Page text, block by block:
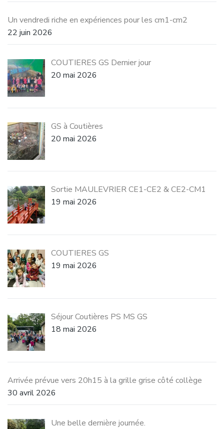
Un vendredi riche en expériences pour les cm1-cm2
22 juin 2026
COUTIERES GS Dernier jour
20 mai 2026
GS à Coutières
20 mai 2026
Sortie MAULEVRIER CE1-CE2 & CE2-CM1
19 mai 2026
COUTIERES GS
19 mai 2026
Séjour Coutières PS MS GS
18 mai 2026
Arrivée prévue vers 20h15 à la grille grise côté collège
30 avril 2026
Une belle dernière journée.